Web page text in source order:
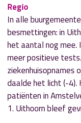
Regio
In alle
besmettingen: in
het aantal nog mee.
meer positieve
ziekenhuisopnames
daalde het licht (-
patiënten in
1. Uithoorn bleef